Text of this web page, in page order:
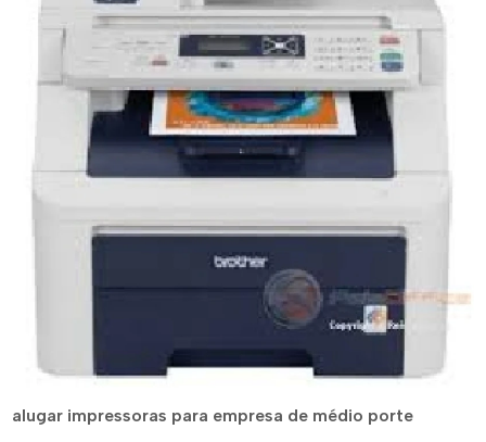
alugar impressoras para empresa de médio porte